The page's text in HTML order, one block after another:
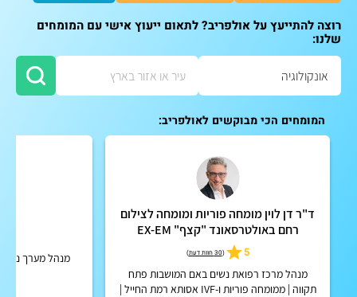
רוצה להתייעץ על אולפריב? לתאום ייעוץ אישי עם המומחים
שלנו:
המומחים הכי מבוקשים לאולפריב:
ד"ר דן לוין מומחה פוריות ומומחה לצילום
רחם באולטרסאונד "קצף" EX-EM
5
(30 חוות דעת )
מנהל מרכז רפואת נשים באם המושבות פתח
תקווה | ממומחה פוריות ו-IVF אסותא רמת החייל |
מנהל מערך נשים